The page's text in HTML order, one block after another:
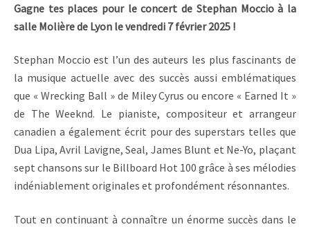
Gagne tes places pour le concert de Stephan Moccio à la
salle Molière de Lyon le vendredi 7 février 2025 !
Stephan Moccio est l’un des auteurs les plus fascinants de
la musique actuelle avec des succès aussi emblématiques
que « Wrecking Ball » de Miley Cyrus ou encore « Earned It »
de The Weeknd. Le pianiste, compositeur et arrangeur
canadien a également écrit pour des superstars telles que
Dua Lipa, Avril Lavigne, Seal, James Blunt et Ne-Yo, plaçant
sept chansons sur le Billboard Hot 100 grâce à ses mélodies
indéniablement originales et profondément résonnantes.
Tout en continuant à connaître un énorme succès dans le